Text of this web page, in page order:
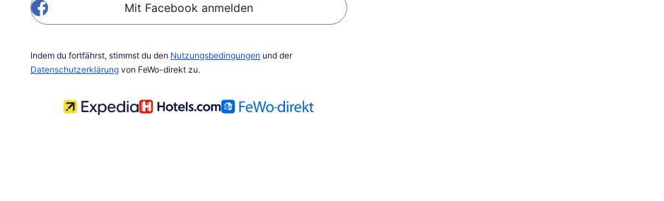
Mit Facebook anmelden
Indem du fortfährst, stimmst du den Nutzungsbedingungen und der
Datenschutzerklärung von FeWo-direkt zu.